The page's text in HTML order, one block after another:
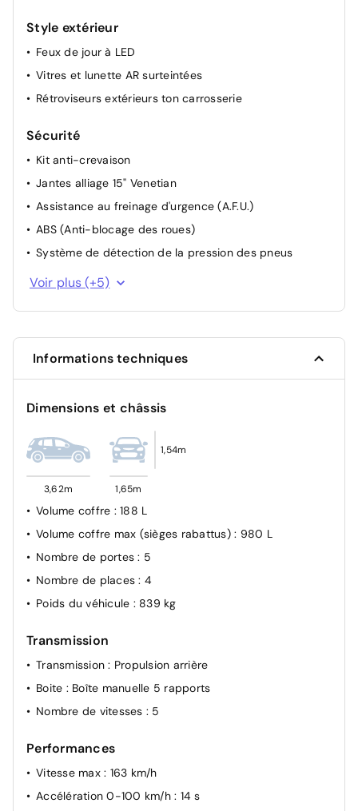
Style extérieur
Feux de jour à LED
Vitres et lunette AR surteintées
Rétroviseurs extérieurs ton carrosserie
Sécurité
Kit anti-crevaison
Jantes alliage 15" Venetian
Assistance au freinage d'urgence (A.F.U.)
ABS (Anti-blocage des roues)
Système de détection de la pression des pneus
Contrôle dynamique de trajectoire ESC
lumière
Fixation ISOFIX
Voir plus (+5)
Informations techniques
Dimensions et châssis
3,62m 1,65m
1,54m
Volume coffre : 188 L
Volume coffre max (sièges rabattus) : 980 L
Nombre de portes: 5
Nombre de places: 4
Poids du véhicule : 839 kg
Transmission
Transmission: Propulsion arrière
Boite : Boîte manuelle 5 rapports
Nombre de vitesses : 5
Performances
Vitesse max : 163 km/h
Accélération 0-100 km/h : 14 s